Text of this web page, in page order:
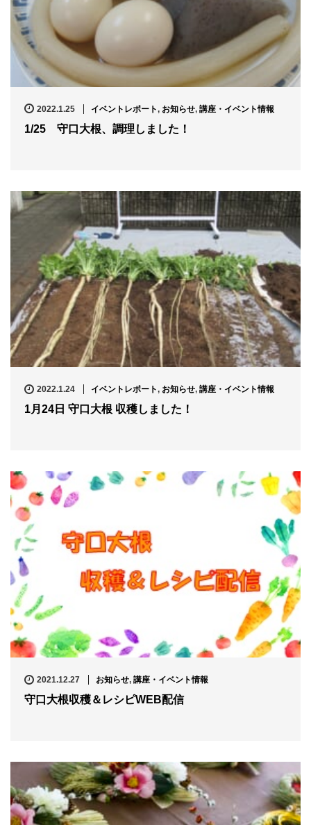
2022.1.25 イベントレポート, お知らせ, 講座・イベント情報
1/25 守口大根、調理しました！
2022.1.24 イベントレポート, お知らせ, 講座・イベント情報
1月24日 守口大根 収穫しました！
2021.12.27 お知らせ, 講座・イベント情報
守口大根収穫＆レシピWEB配信